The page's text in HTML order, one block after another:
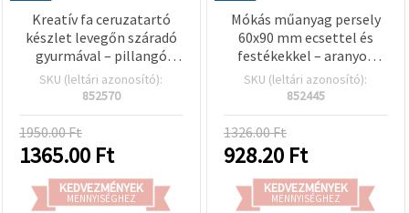
Kreatív fa ceruzatartó
készlet levegőn száradó
gyurmával – pillangó
mintával, DIY hobby és
kreatív kézműves
SKU (leltári azonosító):
852570
1950.00 Ft
1365.00 Ft
KEDVEZMÉNYEK
MENNYISÉGHEZ
Mókás műanyag persely
60x90 mm ecsettel és
festékekkel – aranyos
pingvin mintával
gyerekeknek, kreatív
SKU (leltári azonosító):
852445
1326.00 Ft
928.20 Ft
KEDVEZMÉNYEK
MENNYISÉGHEZ